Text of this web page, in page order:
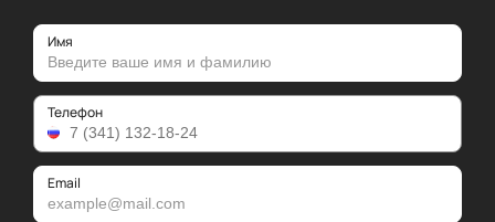
Имя
Телефон
Email